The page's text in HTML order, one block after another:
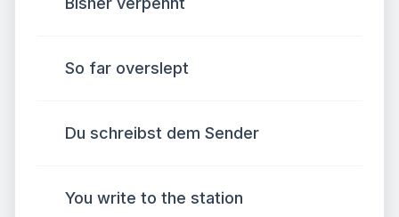
So far overslept
Du schreibst dem Sender
You write to the station